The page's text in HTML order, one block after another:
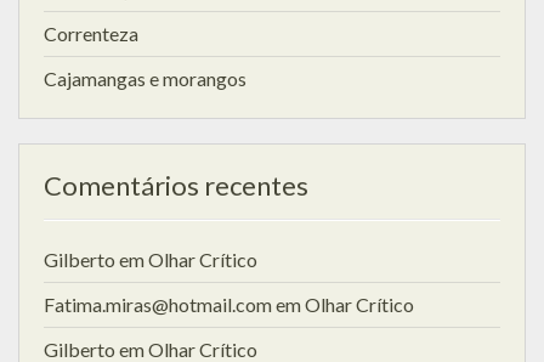
Correnteza
Cajamangas e morangos
Comentários recentes
Gilberto emOlhar Crítico
Fatima.miras@hotmail.comemOlhar Crítico
Gilberto emOlhar Crítico